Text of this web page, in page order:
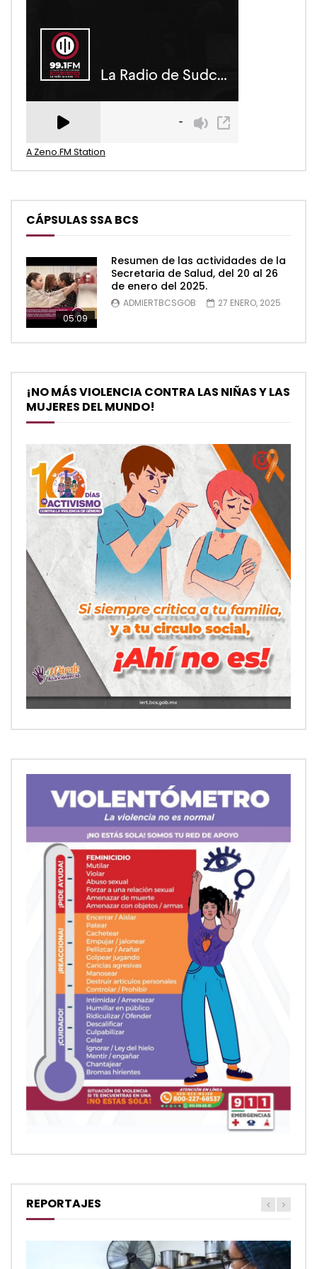
A Zeno.FM Station
CÁPSULAS SSA BCS
05:09
Resumen de las actividades de la
Secretaria de Salud, del 20 al 26
de enero del 2025.
ADMIERTBCSGOB 27 ENERO, 2025
¡NO MÁS VIOLENCIA CONTRA LAS NIÑAS Y LAS
MUJERES DEL MUNDO!
REPORTAJES